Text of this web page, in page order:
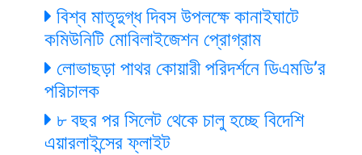
বিশ্ব মাতৃদুগ্ধ দিবস উপলক্ষে কানাইঘাটে
কমিউনিটি মোবিলাইজেশন প্রোগ্রাম
লোভাছড়া পাথর কোয়ারী পরিদর্শনে ডিএমডি’র
পরিচালক
৮ বছর পর সিলেট থেকে চালু হচ্ছে বিদেশি
এয়ারলাইন্সের ফ্লাইট